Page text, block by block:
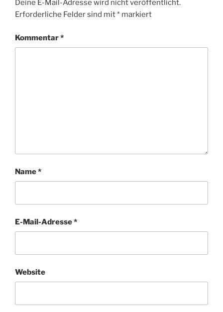
Deine E-Mail-Adresse wird nicht veröffentlicht.
Erforderliche Felder sind mit* markiert
Kommentar*
Name*
E-Mail-Adresse*
Website